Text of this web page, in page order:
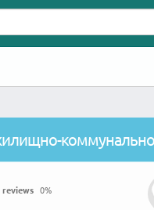
reviews 0%